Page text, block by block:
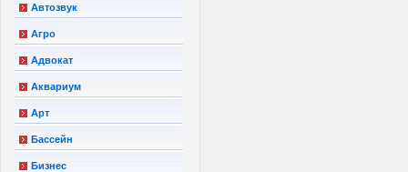
Автозвук
Агро
Адвокат
Аквариум
Арт
Бассейн
Бизнес